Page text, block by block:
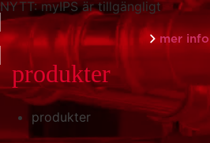
NYTT: myIPS är tillgängligt
mer info
stäng
produkter
produkter